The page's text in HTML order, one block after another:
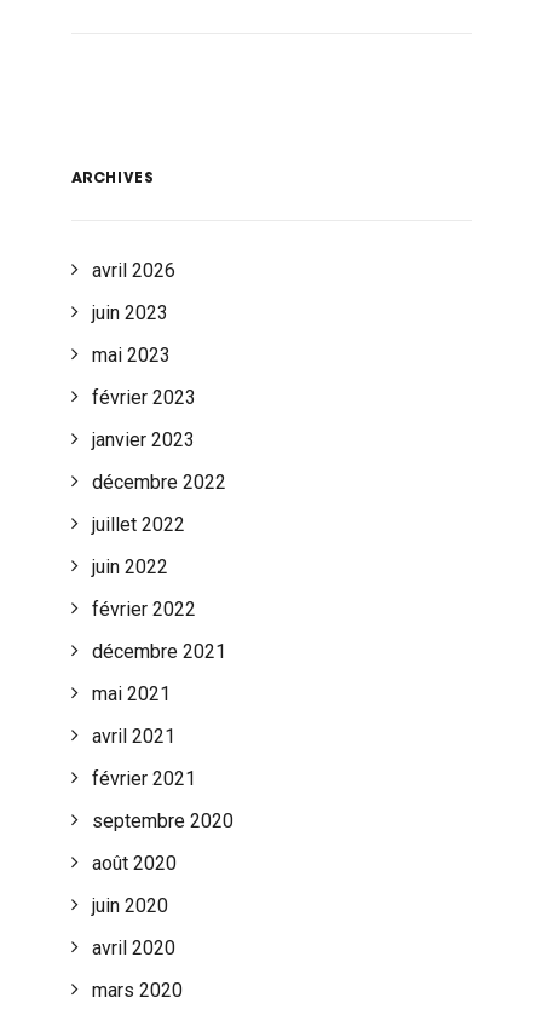
ARCHIVES
avril 2026
juin 2023
mai 2023
février 2023
janvier 2023
décembre 2022
juillet 2022
juin 2022
février 2022
décembre 2021
mai 2021
avril 2021
février 2021
septembre 2020
août 2020
juin 2020
avril 2020
mars 2020